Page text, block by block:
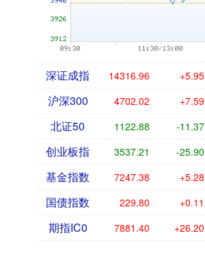
深证成指 14316.96 +5.95
沪深300 4702.02 +7.59
北证50 1122.88 -11.37
创业板指 3537.21 -25.90
基金指数 7247.38 +5.28
国债指数 229.80 +0.11
期指IC0 7881.40 +26.20